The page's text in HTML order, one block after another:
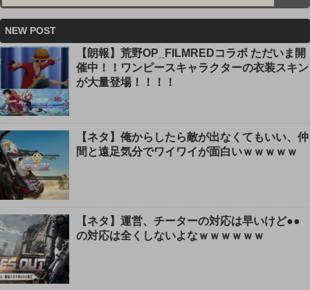
NEW POST
【朗報】荒野OP_FILMREDコラボ ただいま開
催中！！ワンピースキャラクターの衣装スキン
が大量登場！！！！
【ネタ】俺からしたら敵が出なくてもいい、仲
間と遠足気分でワイワイが面白いｗｗｗｗｗ
【ネタ】運営、チーターの対応は早いけど●●
の対応は全くしないよなｗｗｗｗｗｗ